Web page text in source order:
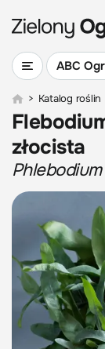
ABC
> Katalog roślin
złocista